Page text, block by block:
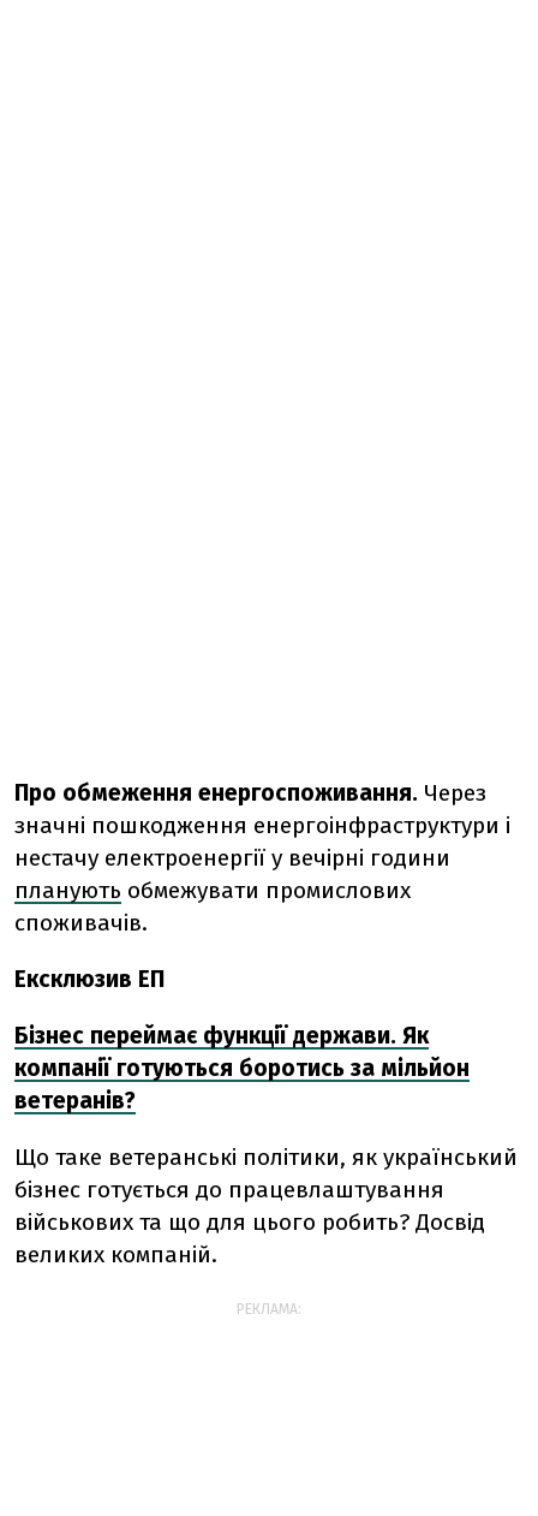
Про обмеження енергоспоживання. Через
значні пошкодження енергоінфраструктури і
нестачу електроенергії у вечірні години
планують обмежувати промислових
споживачів.
Ексклюзив ЕП
Бізнес переймає функції держави. Як
компанії готуються боротись за мільйон
ветеранів?
Що таке ветеранські політики, як український
бізнес готується до працевлаштування
військових та що для цього робить? Досвід
великих компаній.
РЕКЛАМА: